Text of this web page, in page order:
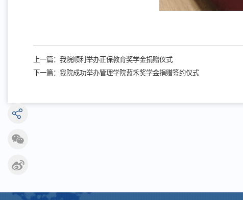
上一篇：我院顺利举办正保教育奖学金捐赠仪式
下一篇：我院成功举办管理学院蓝禾奖学金捐赠签约仪式